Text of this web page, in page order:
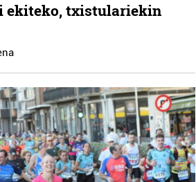
ekiteko, txistulariekin